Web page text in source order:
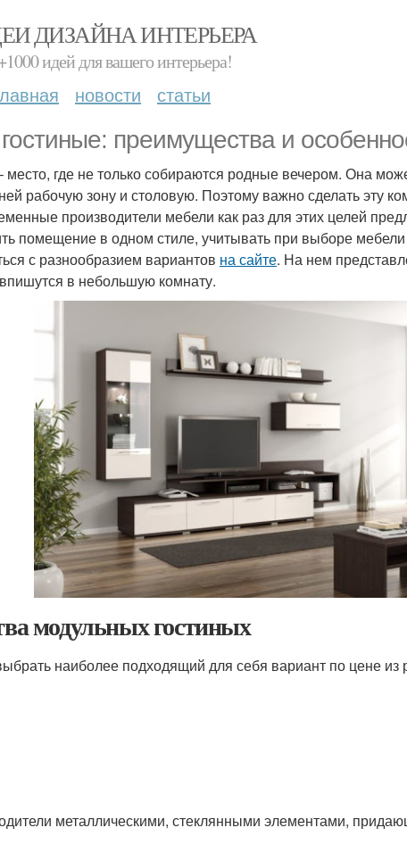
ДИЗАЙНА ИНТЕРЬЕРА
идей для вашего интерьера!
новости статьи
преимущества и
место, где не только собираются родные вечером. Она
рабочую зону и столовую. Поэтому важно сделать эту
производители мебели как раз для этих целей
помещение в одном стиле, учитывать при выборе
с разнообразием вариантов на сайте. На нем
в небольшую комнату.
модульных гостиных
наиболее подходящий для себя вариант по цене
металлическими, стеклянными элементами,